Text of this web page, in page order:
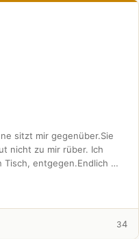
sitzt mir gegenüber.Sie
nicht zu mir rüber. Ich
Tisch, entgegen.Endlich …
34